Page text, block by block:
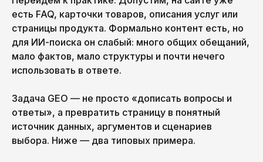
есть FAQ, карточки товаров, описания услуг или
страницы продукта. Формально контент есть, но
для ИИ-поиска он слабый: много общих обещаний,
мало фактов, мало структуры и почти нечего
использовать в ответе.
Задача GEO — не просто «дописать вопросы и
ответы», а превратить страницу в понятный
источник данных, аргументов и сценариев
выбора. Ниже — два типовых примера.